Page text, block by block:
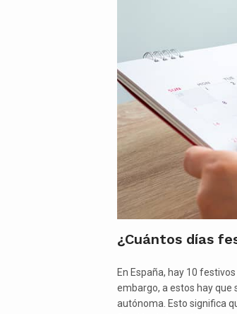
¿Cuántos días
En España, hay 10
embargo, a estos hay que
autónoma. Esto significa